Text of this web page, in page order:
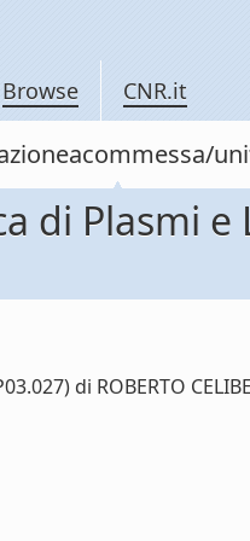
Browse CNR.it
di Plasmi e
di ROBERTO